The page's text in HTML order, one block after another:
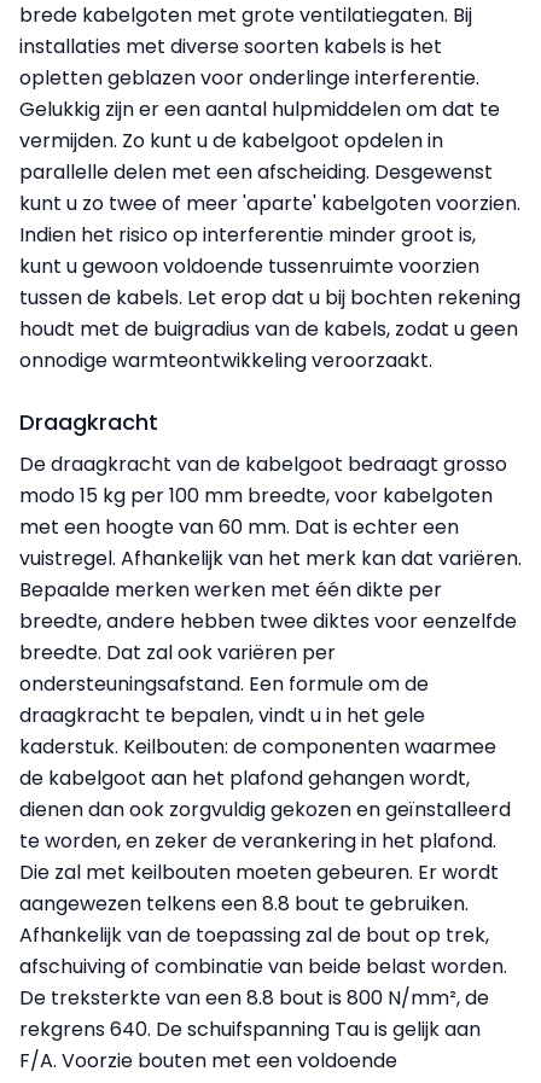
brede kabelgoten met grote ventilatiegaten. Bij
installaties met diverse soorten kabels is het
opletten geblazen voor onderlinge interferentie.
Gelukkig zijn er een aantal hulpmiddelen om dat te
vermijden. Zo kunt u de kabelgoot opdelen in
parallelle delen met een afscheiding. Desgewenst
kunt u zo twee of meer 'aparte' kabelgoten voorzien.
Indien het risico op interferentie minder groot is,
kunt u gewoon voldoende tussenruimte voorzien
tussen de kabels. Let erop dat u bij bochten rekening
houdt met de buigradius van de kabels, zodat u geen
onnodige warmteontwikkeling veroorzaakt.
Draagkracht
De draagkracht van de kabelgoot bedraagt grosso
modo 15 kg per 100 mm breedte, voor kabelgoten
met een hoogte van 60 mm. Dat is echter een
vuistregel. Afhankelijk van het merk kan dat variëren.
Bepaalde merken werken met één dikte per
breedte, andere hebben twee diktes voor eenzelfde
breedte. Dat zal ook variëren per
ondersteuningsafstand. Een formule om de
draagkracht te bepalen, vindt u in het gele
kaderstuk. Keilbouten: de componenten waarmee
de kabelgoot aan het plafond gehangen wordt,
dienen dan ook zorgvuldig gekozen en geïnstalleerd
te worden, en zeker de verankering in het plafond.
Die zal met keilbouten moeten gebeuren. Er wordt
aangewezen telkens een 8.8 bout te gebruiken.
Afhankelijk van de toepassing zal de bout op trek,
afschuiving of combinatie van beide belast worden.
De treksterkte van een 8.8 bout is 800 N/mm², de
rekgrens 640. De schuifspanning Tau is gelijk aan
F/A. Voorzie bouten met een voldoende